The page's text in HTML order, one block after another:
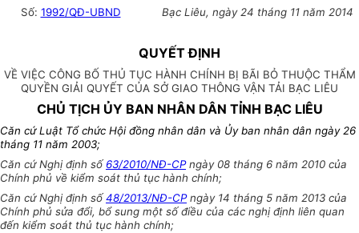
Số: 1992/QĐ-UBND Bạc Liêu, ngày 24 tháng 11 năm 2014
QUYẾT ĐỊNH
VỀ VIỆC CÔNG BỐ THỦ TỤC HÀNH CHÍNH BỊ BÃI BỎ THUỘC THẨM
QUYỀN GIẢI QUYẾT CỦA SỞ GIAO THÔNG VẬN TẢI BẠC LIÊU
CHỦ TỊCH ỦY BAN NHÂN DÂN TỈNH BẠC LIÊU
Căn cứ Luật Tổ chức Hội đồng nhân dân và Ủy ban nhân dân ngày 26
tháng 11 năm 2003;
Căn cứ Nghị định số 63/2010/NĐ-CPngày 08 tháng 6 năm 2010 của
Chính phủ về kiểm soát thủ tục hành chính;
Căn cứ Nghị định số48/2013/NĐ-CPngày 14 tháng 5 năm 2013 của
Chính phủ sửa đổi, bổ sung một số điều của các nghị định liên quan
đến kiểm soát thủ tục hành chính;